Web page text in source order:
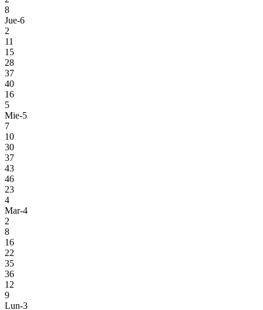
8
Jue-6
2
11
15
28
37
40
16
5
Mie-5
7
10
30
37
43
46
23
4
Mar-4
2
8
16
22
35
36
12
9
Lun-3